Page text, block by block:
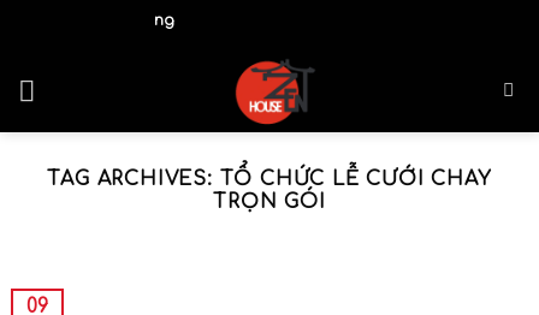
Gắn Kết Yêu Thương
TAG ARCHIVES: TỔ CHỨC LỄ CƯỚI CHAY
TRỌN GÓI
09